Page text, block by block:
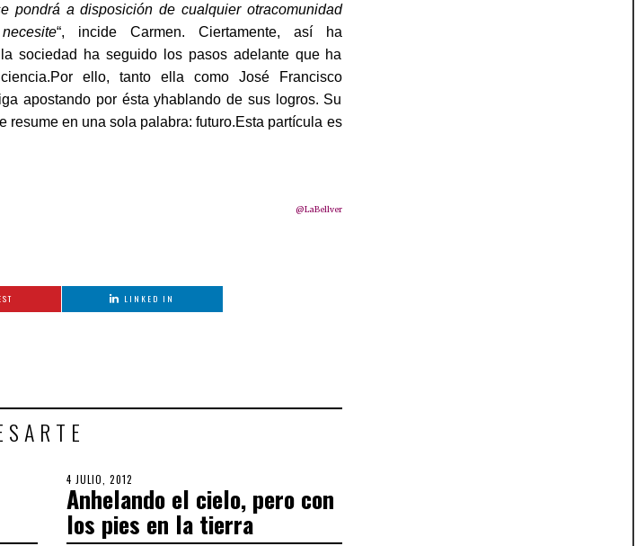
pondrá a disposición de cualquier otracomunidad
“, incide Carmen. Ciertamente, así ha
sociedad ha seguido los pasos adelante que ha
ello, tanto ella como José Francisco
apostando por ésta yhablando de sus logros. Su
resume en una sola palabra: futuro.Esta partícula es
@LaBellver
LINKED IN
POSTED
ON
4 JULIO, 2012
SEPTIEMBRE,
2018
Anhelando el cielo, pero con
los pies en la tierra